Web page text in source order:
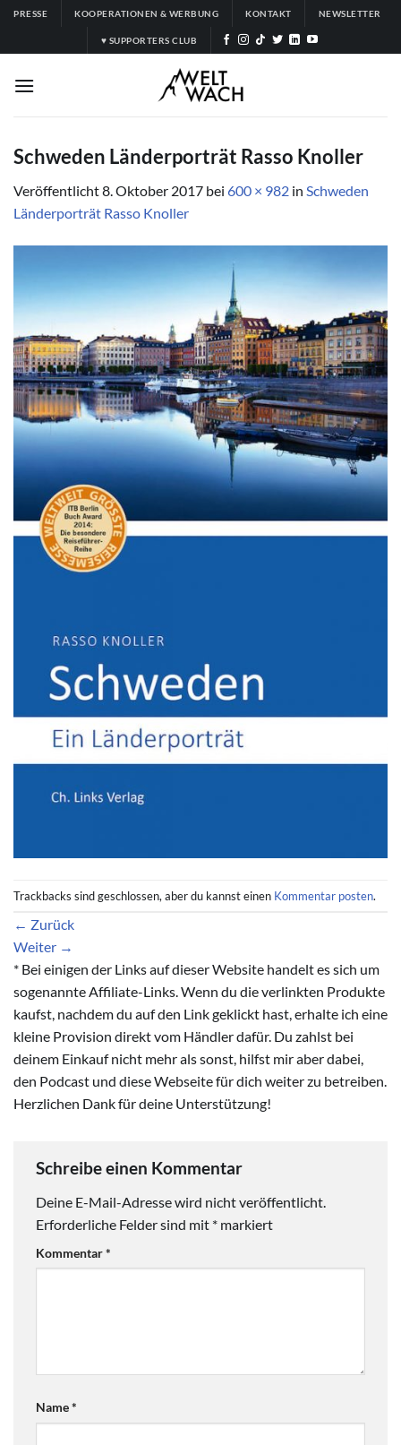
Zum
springen
PRESSE KOOPERATIONEN & WERBUNG KONTAKT NEWSLETTER
♥ SUPPORTERS CLUB
Schweden Länderporträt Rasso Knoller
Veröffentlicht8. Oktober 2017 bei 600 × 982 in Schweden
Länderporträt Rasso Knoller
Trackbacks sind geschlossen, aber du kannst einen Kommentar posten.
← Zurück
Weiter →
* Bei einigen der Links auf dieser Website handelt es sich um
sogenannte Affiliate-Links. Wenn du die verlinkten Produkte
kaufst, nachdem du auf den Link geklickt hast, erhalte ich eine
kleine Provision direkt vom Händler dafür. Du zahlst bei
deinem Einkauf nicht mehr als sonst, hilfst mir aber dabei,
den Podcast und diese Webseite für dich weiter zu betreiben.
Herzlichen Dank für deine Unterstützung!
Schreibe einen Kommentar
Deine E-Mail-Adresse wird nicht veröffentlicht.
Erforderliche Felder sind mit * markiert
Kommentar*
Name*